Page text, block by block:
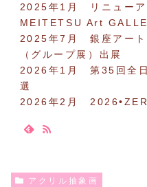
2025年1月 リニューア
MEITETSU Art
2025年7月 銀座アー
（グループ展）出展
2026年1月 第35回全日
選
2026年2月
アクリル抽象画